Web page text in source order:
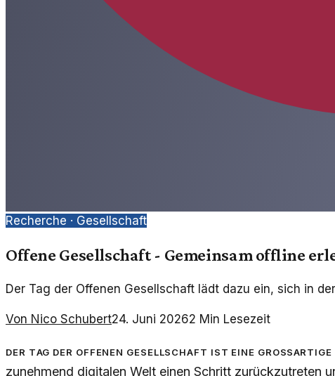
Recherche · Gesellschaft
Offene Gesellschaft - Gemeinsam offline
Der Tag der Offenen Gesellschaft lädt dazu ein, sich in
Von Nico Schubert24. Juni 20262 Min Lesezeit
Der Tag der Offenen Gesellschaft ist eine großartige
zunehmend digitalen Welt einen Schritt zurückzutreten